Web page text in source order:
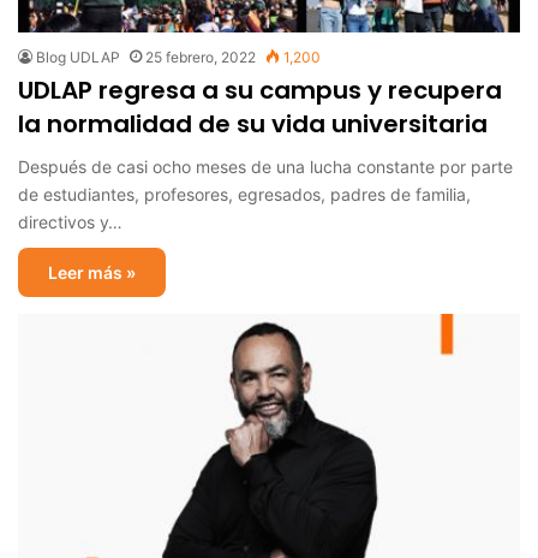
Blog UDLAP 25 febrero, 2022 1,200
UDLAP regresa a su campus y recupera
la normalidad de su vida universitaria
Después de casi ocho meses de una lucha constante por parte
de estudiantes, profesores, egresados, padres de familia,
directivos y…
Leer más »